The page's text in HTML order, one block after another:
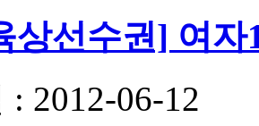
상선수권] 여자
: 2012-06-12